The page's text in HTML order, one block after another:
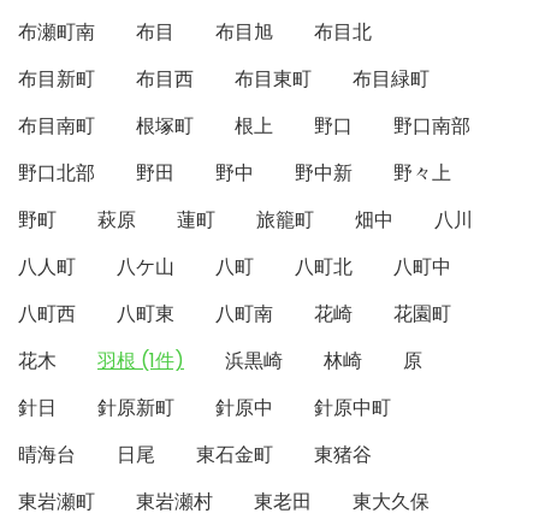
布瀬町南
布目 布目旭
布目北
布目新町
布目西 布目東町
布目緑町
布目南町
根塚町 根上 野口
野口南部
野口北部
野田 野中 野中新
野々上
野町
萩原 蓮町 旅籠町 畑中
八川
八人町
八ケ山 八町 八町北
八町中
八町西
八町東 八町南 花崎
花園町
花木
羽根 (1件) 浜黒崎 林崎
原
針日
針原新町 針原中
針原中町
晴海台
日尾 東石金町
東猪谷
東岩瀬町
東岩瀬村 東老田 東大久保